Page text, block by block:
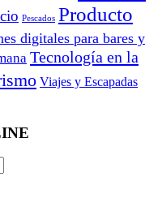
Pescados Producto
digitales para bares y
Tecnología en la
Viajes y Escapadas